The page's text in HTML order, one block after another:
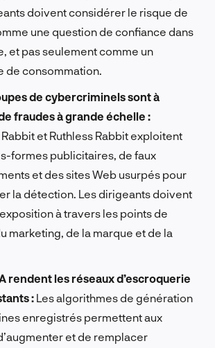
doivent considérer le risque de
une question de confiance dans
et pas seulement comme un
de consommation.
de cybercriminels sont à
fraudes à grande échelle :
et Ruthless Rabbit exploitent
formes publicitaires, de faux
et des sites Web usurpés pour
la détection. Les dirigeants doivent
à travers les points de
marketing, de la marque et de la
rendent les réseaux d’escroquerie
: Les algorithmes de génération
enregistrés permettent aux
et de remplacer